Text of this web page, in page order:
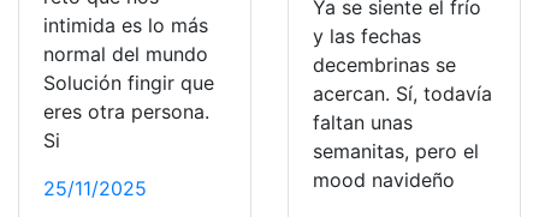
intimida es lo más
normal del mundo
Solución fingir que
eres otra persona.
Si
25/11/2025
Ya se siente el frío
y las fechas
decembrinas se
acercan. Sí, todavía
faltan unas
semanitas, pero el
mood navideño